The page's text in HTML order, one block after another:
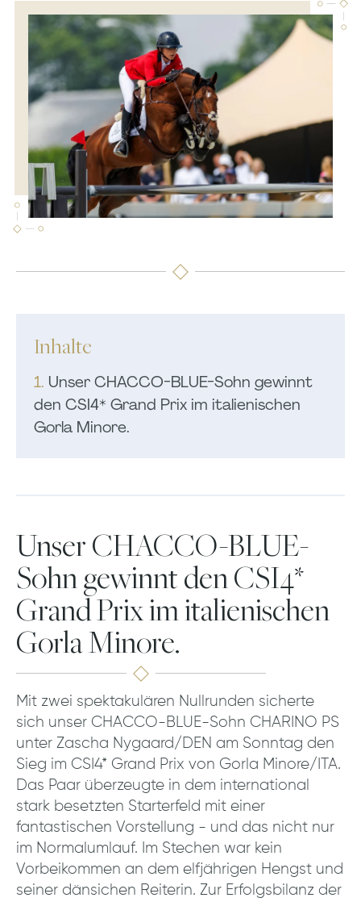
Inhalte
1. Unser CHACCO-BLUE-Sohn gewinnt
den CSI4* Grand Prix im italienischen
Gorla Minore.
Unser CHACCO-BLUE-
Sohn gewinnt den CSI4*
Grand Prix im italienischen
Gorla Minore.
Mit zwei spektakulären Nullrunden sicherte
sich unser CHACCO-BLUE-Sohn CHARINO PS
unter Zascha Nygaard/DEN am Sonntag den
Sieg im CSI4* Grand Prix von Gorla Minore/ITA.
Das Paar überzeugte in dem international
stark besetzten Starterfeld mit einer
fantastischen Vorstellung - und das nicht nur
im Normalumlauf. Im Stechen war kein
Vorbeikommen an dem elfjährigen Hengst und
seiner dänsichen Reiterin. Zur Erfolgsbilanz der